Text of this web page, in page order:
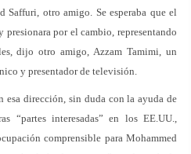
Saffuri, otro amigo. Se esperaba que el
por el cambio, representando
dijo otro amigo, Azzam Tamimi, un
y presentador de televisión.
esa dirección, sin duda con la ayuda de
“partes interesadas” en los EE.UU.,
comprensible para Mohammed